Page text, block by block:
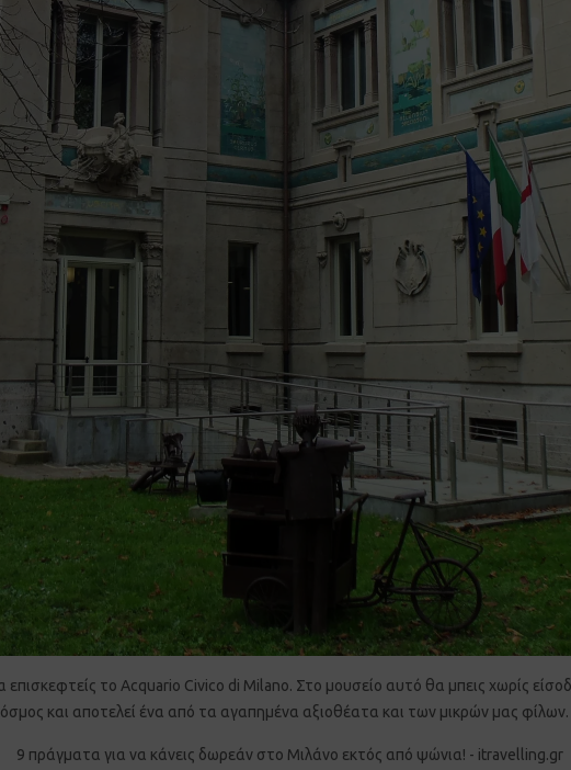
επισκεφτείς το Acquario Civico di Milano. Στο μουσείο αυτό θα μπεις χωρίς
και αποτελεί ένα από τα αγαπημένα αξιοθέατα και των μικρών μας φίλων.